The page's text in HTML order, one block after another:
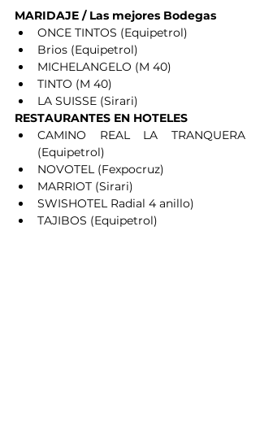
MARIDAJE / Las mejores Bodegas
ONCE TINTOS (Equipetrol)
Brios (Equipetrol)
MICHELANGELO (M 40)
TINTO (M 40)
LA SUISSE (Sirari)
RESTAURANTES EN HOTELES
CAMINO REAL LA TRANQUERA
(Equipetrol)
NOVOTEL (Fexpocruz)
MARRIOT (Sirari)
SWISHOTEL Radial 4 anillo)
TAJIBOS (Equipetrol)